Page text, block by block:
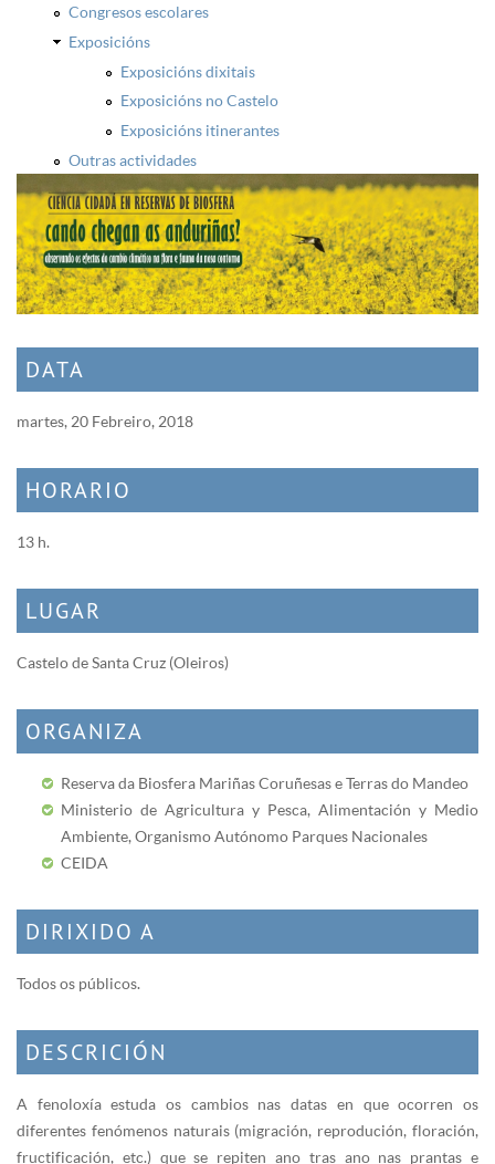
Congresos escolares
Exposicións
Exposicións dixitais
Exposicións no Castelo
Exposicións itinerantes
Outras actividades
DATA
martes, 20 Febreiro, 2018
HORARIO
13 h.
LUGAR
Castelo de Santa Cruz (Oleiros)
ORGANIZA
Reserva da Biosfera Mariñas Coruñesas e Terras do Mandeo
Ministerio de Agricultura y Pesca, Alimentación y Medio
Ambiente, Organismo Autónomo Parques Nacionales
CEIDA
DIRIXIDO A
Todos os públicos.
DESCRICIÓN
A fenoloxía estuda os cambios nas datas en que ocorren os
diferentes fenómenos naturais (migración, reprodución, floración,
fructificación, etc.) que se repiten ano tras ano nas prantas e